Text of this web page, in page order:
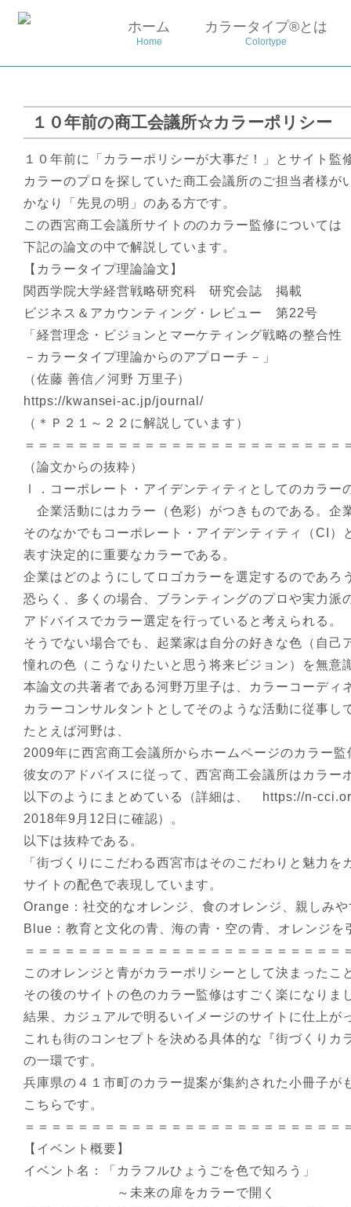
ホーム
Home
カラータイプ®とは
Colortype
１０年前の商工会議所☆カラーポリシー
１０年前に「カラーポリシーが大事だ！」とサイト監
カラーのプロを探していた商工会議所のご担当者様が
かなり「先見の明」のある方です。
この西宮商工会議所サイトののカラー監修については
下記の論文の中で解説しています。
【カラータイプ理論論文】
関西学院大学経営戦略研究科 研究会誌 掲載
ビジネス＆アカウンティング・レビュー 第22号
「経営理念・ビジョンとマーケティング戦略の整合性
－カラータイプ理論からのアプローチ－」
（佐藤 善信／河野 万里子）
https://kwansei-ac.jp/journal/
（＊Ｐ２１～２２に解説しています）
＝＝＝＝＝＝＝＝＝＝＝＝＝＝＝＝＝＝＝＝＝＝＝＝
（論文からの抜粋）
Ⅰ．コーポレート・アイデンティティとしてのカラー
企業活動にはカラー（色彩）がつきものである。企
そのなかでもコーポレート・アイデンティティ（CI）
表す決定的に重要なカラーである。
企業はどのようにしてロゴカラーを選定するのであろ
恐らく、多くの場合、ブランティングのプロや実力派
アドバイスでカラー選定を行っていると考えられる。
そうでない場合でも、起業家は自分の好きな色（自己
憧れの色（こうなりたいと思う将来ビジョン）を無意
本論文の共著者である河野万里子は、カラーコーディ
カラーコンサルタントとしてそのような活動に従事し
たとえば河野は、
2009年に西宮商工会議所からホームページのカラー
彼女のアドバイスに従って、西宮商工会議所はカラー
以下のようにまとめている（詳細は、 https://n-
2018年9月12日に確認）。
以下は抜粋である。
「街づくりにこだわる西宮市はそのこだわりと魅力を
サイトの配色で表現しています。
Orange：社交的なオレンジ、食のオレンジ、親しみ
Blue：教育と文化の青、海の青・空の青、オレンジを
＝＝＝＝＝＝＝＝＝＝＝＝＝＝＝＝＝＝＝＝＝＝＝＝
このオレンジと青がカラーポリシーとして決まったこ
その後のサイトの色のカラー監修はすごく楽になりま
結果、カジュアルで明るいイメージのサイトに仕上が
これも街のコンセプトを決める具体的な『街づくりカ
の一環です。
兵庫県の４１市町のカラー提案が集約された小冊子が
こちらです。
＝＝＝＝＝＝＝＝＝＝＝＝＝＝＝＝＝＝＝＝＝＝＝＝
【イベント概要】
イベント名：「カラフルひょうごを色で知ろう」
～未来の扉をカラーで開く